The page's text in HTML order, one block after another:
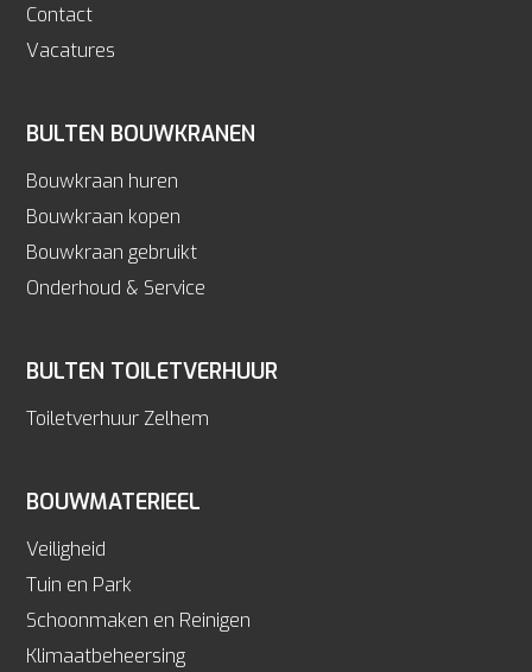
Contact
Vacatures
BOUWMATERIEEL
Veiligheid
Tuin en Park
Schoonmaken en Reinigen
Klimaatbeheersing
BULTEN BOUWKRANEN
Bouwkraan huren
Bouwkraan kopen
Bouwkraan gebruikt
Onderhoud & Service
BULTEN TOILETVERHUUR
Toiletverhuur Zelhem